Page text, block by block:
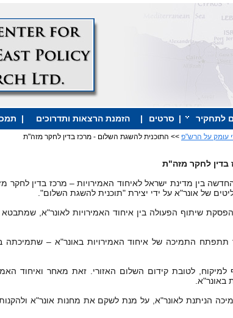
לתחקיר | סרטים | הזמנת הרצאות ותדרוכים |
עומק על הרש"פ >> התוכנית להשגת השלום - מרכז בדין לחקר מזה"ת
בדין לחקר מזה"ת
בין מדינת ישראל לאיחוד האמירויות – מרכז בדין לחקר
של אונר"א על ידי יצירת "תוכנית להשגת השלום".
שיתוף הפעולה בין איחוד האמירויות לאונר"א, שמתבטא
תתפתח התמיכה של איחוד האמירויות באונר"א – שתמיכתה
לטובת קידום השלום האזורי. זאת מאחר ואיחוד
באונר"א.
הניתנת לאונר"א, על מנת לשקם את מחנות אונר"א